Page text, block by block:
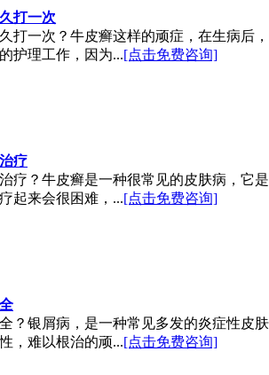
打一次
打一次？牛皮癣这样的顽症，在生病后，
护理工作，因为...[点击免费咨询]
疗
疗？牛皮癣是一种很常见的皮肤病，它是
起来会很困难，...[点击免费咨询]
？银屑病，是一种常见多发的炎症性皮肤
，难以根治的顽...[点击免费咨询]